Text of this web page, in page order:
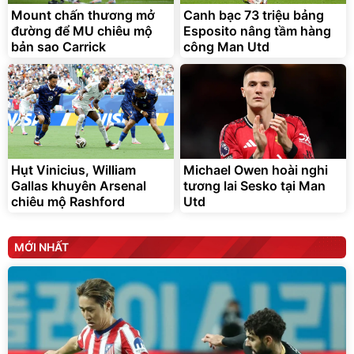
Mount chấn thương mở
đường để MU chiêu mộ
bản sao Carrick
Canh bạc 73 triệu bảng
Esposito nâng tầm hàng
công Man Utd
Hụt Vinicius, William
Gallas khuyên Arsenal
chiêu mộ Rashford
Michael Owen hoài nghi
tương lai Sesko tại Man
Utd
MỚI NHẤT